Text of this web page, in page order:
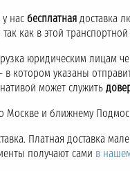
у нас бесплатная доставка
как в этой
юридическим лицам
котором указаны
может служить
Москве и ближнему
Платная доставка
получают сами в